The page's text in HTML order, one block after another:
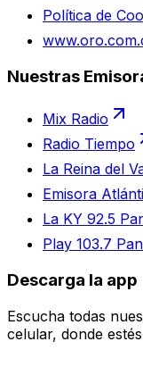
Política de
Nuestras
Mix Radio
Radio Tiempo
La Reina del
Emisora
La KY 92.5
Play 103.7
Descarga la app
Escucha todas
celular, donde